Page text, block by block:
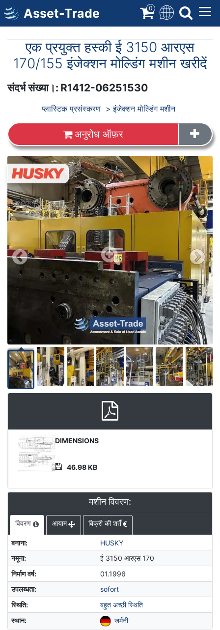
सामग्री
पर
जाएं
Asset-Trade 0
एक प्रयुक्त हस्की ई 3150 आरएस
170/155 इंजेक्शन मोल्डिंग मशीन खरीदें
संदर्भ संख्या। : R1412-06251530
प्लास्टिक प्रसंस्करण इंजेक्शन मोल्डिंग मशीन
अनुरोध ऑफ़र
छावियां
उत्पाद
दस्तावेज़
DIMENSIONS
46.98 KB
मशीन विवरण:
विवरण आयाम बिक्री की शर्तें
बनाना:
HUSKY
नमूना:
ई 3150 आरएस 170
निर्माण वर्ष:
01.1996
उपलब्धता:
sofort
स्थिति:
बहुत अच्छी स्थिति
स्थान: जर्मनी